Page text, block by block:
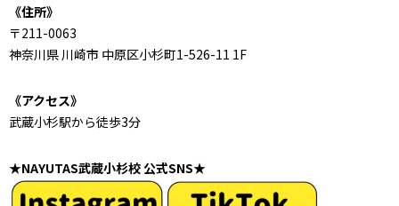
《住所》
〒211-0063
神奈川県 川崎市 中原区小杉町1-526-11 1F
《アクセス》
武蔵小杉駅から徒歩3分
★NAYUTAS武蔵小杉校 公式SNS★